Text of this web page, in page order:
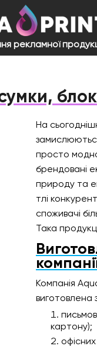
рекламної
На
просто
брендовані
природу та
тлі
споживачі
Така
Компанія
виготовлена
картону);